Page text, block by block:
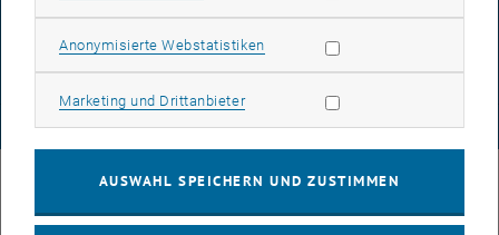
© TU Wien# 72129
Anonymisierte WebstatistikenStatistik Cookies zulassen
Marketing und DrittanbieterMarketing Cookies zulassen
AUSWAHL SPEICHERN UND ZUSTIMMEN